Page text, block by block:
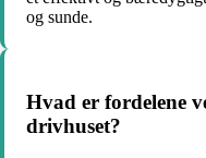
og sunde.
Hvad er fordelene
drivhuset?